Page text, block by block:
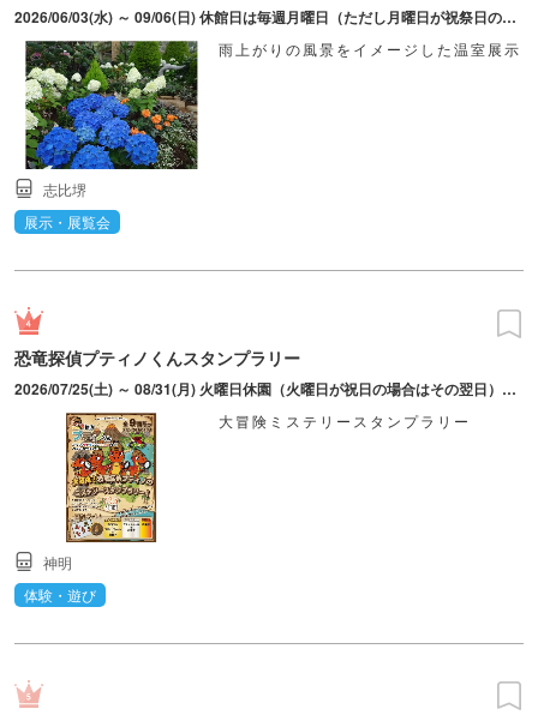
2026/06/03(水) ～ 09/06(日) 休館日は毎週月曜日（ただし月曜日が祝祭日の場合には次の平日）。夏休み期間中（7月21日～8月31日）は開館。
雨上がりの風景をイメージした温室展示
志比堺
展示・展覧会
恐竜探偵プティノくんスタンプラリー
2026/07/25(土) ～ 08/31(月) 火曜日休園（火曜日が祝日の場合はその翌日）。8月12日（水）は振替休園日だが、休まず営業。
大冒険ミステリースタンプラリー
神明
体験・遊び